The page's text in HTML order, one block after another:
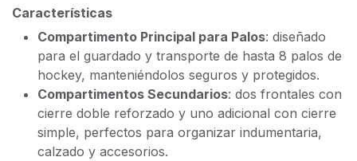
Características
Compartimento Principal para Palos: diseñado
para el guardado y transporte de hasta 8 palos de
hockey, manteniéndolos seguros y protegidos.
Compartimentos Secundarios: dos frontales con
cierre doble reforzado y uno adicional con cierre
simple, perfectos para organizar indumentaria,
calzado y accesorios.